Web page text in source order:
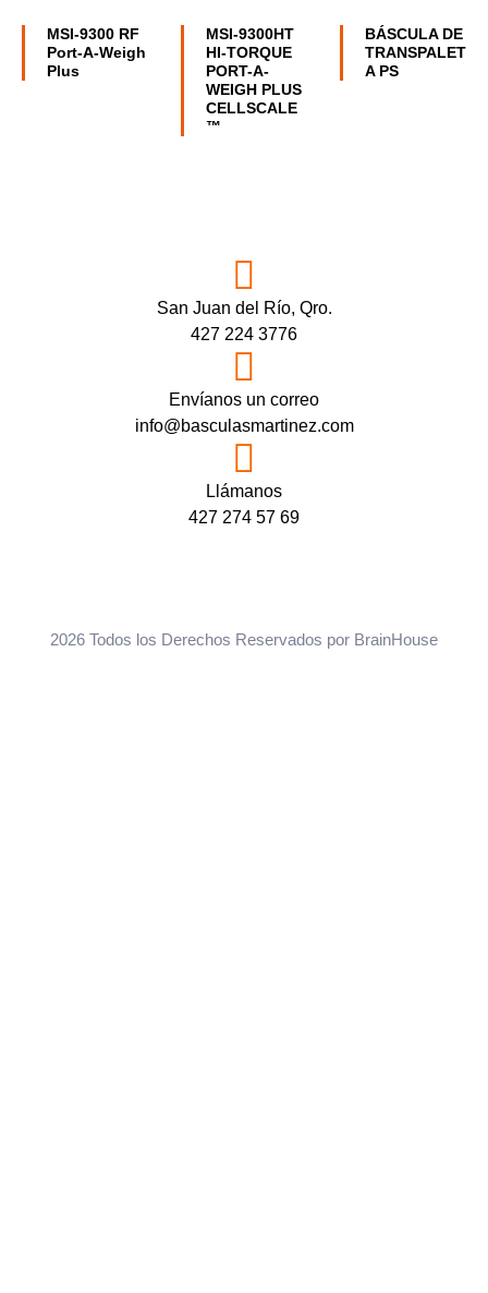
MSI-9300 RF
Port-A-Weigh
Plus
MSI-9300HT
HI-TORQUE
PORT-A-
WEIGH PLUS
CELLSCALE
™
BÁSCULA DE
TRANSPALET
A PS
San Juan del Río, Qro.
427 224 3776
Envíanos un correo
info@basculasmartinez.com
Llámanos
427 274 57 69
2026 Todos los Derechos Reservados por BrainHouse